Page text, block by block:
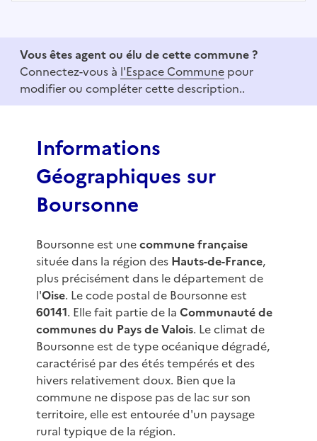
f
Vous êtes agent ou élu de cette commune ?
Connectez-vous à l'Espace Commune pour
modifier ou compléter cette description..
Informations
Géographiques sur
Boursonne
Boursonne est unecommune française
située dans la région des Hauts-de-France,
plus précisément dans le département de
l'Oise. Le code postal de Boursonne est
60141. Elle fait partie de la Communauté de
communes du Pays de Valois. Le climat de
Boursonne est de type océanique dégradé,
caractérisé par des étés tempérés et des
hivers relativement doux. Bien que la
commune ne dispose pas de lac sur son
territoire, elle est entourée d'un paysage
rural typique de la région.